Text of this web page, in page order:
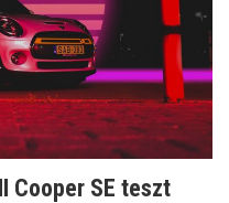
Cooper SE teszt